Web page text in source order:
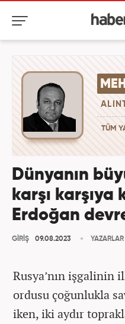
TÜM
Dünyanın
karşı karşıya
Erdoğan
GİRİŞ 09.08.2023 YAZARLAR
Rusya’nın işgalinin
ordusu çoğunlukla
iken, iki aydır